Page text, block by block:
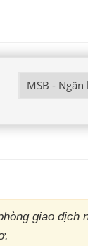
giao dịch